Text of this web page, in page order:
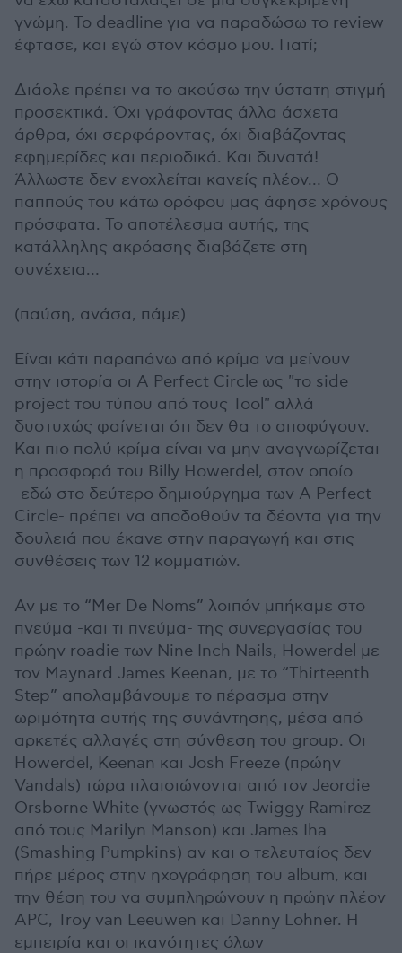
γνώμη. Το deadline για να παραδώσω το review
έφτασε, και εγώ στον κόσμο μου. Γιατί;
Διάολε πρέπει να το ακούσω την ύστατη στιγμή
προσεκτικά. Όχι γράφοντας άλλα άσχετα
άρθρα, όχι σερφάροντας, όχι διαβάζοντας
εφημερίδες και περιοδικά. Και δυνατά!
Άλλωστε δεν ενοχλείται κανείς πλέον… Ο
παππούς του κάτω ορόφου μας άφησε χρόνους
πρόσφατα. Το αποτέλεσμα αυτής, της
κατάλληλης ακρόασης διαβάζετε στη
συνέχεια…
(παύση, ανάσα, πάμε)
Είναι κάτι παραπάνω από κρίμα να μείνουν
στην ιστορία οι A Perfect Circle ως "το side
project του τύπου από τους Tool" αλλά
δυστυχώς φαίνεται ότι δεν θα το αποφύγουν.
Και πιο πολύ κρίμα είναι να μην αναγνωρίζεται
η προσφορά του Billy Howerdel, στον οποίο
-εδώ στο δεύτερο δημιούργημα των Α Perfect
Circle- πρέπει να αποδοθούν τα δέοντα για την
δουλειά που έκανε στην παραγωγή και στις
συνθέσεις των 12 κομματιών.
Αν με το “Mer De Noms” λοιπόν μπήκαμε στο
πνεύμα -και τι πνεύμα- της συνεργασίας του
πρώην roadie των Nine Inch Nails, Howerdel με
τον Maynard James Keenan, με το “Thirteenth
Step” απολαμβάνουμε το πέρασμα στην
ωριμότητα αυτής της συνάντησης, μέσα από
αρκετές αλλαγές στη σύνθεση του group. Οι
Howerdel, Keenan και Josh Freeze (πρώην
Vandals) τώρα πλαισιώνονται από τον Jeordie
Orsborne White (γνωστός ως Twiggy Ramirez
από τους Marilyn Manson) και James Iha
(Smashing Pumpkins) αν και ο τελευταίος δεν
πήρε μέρος στην ηχογράφηση του album, και
την θέση του να συμπληρώνουν η πρώην πλέον
APC, Troy van Leeuwen και Danny Lohner. H
εμπειρία και οι ικανότητες όλων